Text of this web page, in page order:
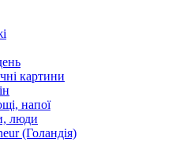
картини
напої
люди
(Голандія)